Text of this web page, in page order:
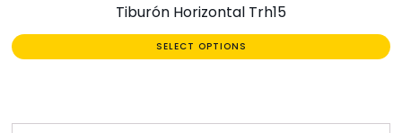
Tiburón Horizontal Trh15
SELECT OPTIONS